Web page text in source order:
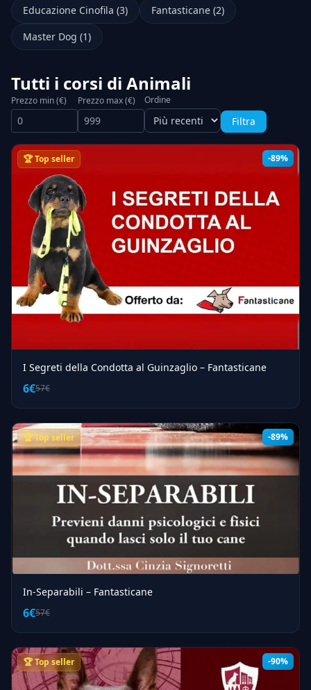
Educazione Cinofila (3)
Fantasticane (2)
Master Dog (1)
Tutti i corsi di Animali
Prezzo min (€) Prezzo max (€) Ordine
Filtra
-89%
🏆 Top seller
I Segreti della Condotta al Guinzaglio – Fantasticane
6€57€
-89%
🏆 Top seller
In-Separabili – Fantasticane
6€57€
-90%
🏆 Top seller